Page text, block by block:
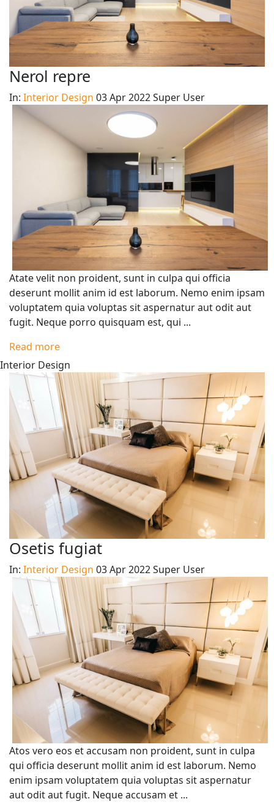
Nerol repre
In: Interior Design 03 Apr 2022Super User
Atate velit non proident, sunt in culpa qui officia
deserunt mollit anim id est laborum. Nemo enim ipsam
voluptatem quia voluptas sit aspernatur aut odit aut
fugit. Neque porro quisquam est, qui ...
Read more
Interior Design
Osetis fugiat
In: Interior Design 03 Apr 2022Super User
Atos vero eos et accusam non proident, sunt in culpa
qui officia deserunt mollit anim id est laborum. Nemo
enim ipsam voluptatem quia voluptas sit aspernatur
aut odit aut fugit. Neque accusam et ...